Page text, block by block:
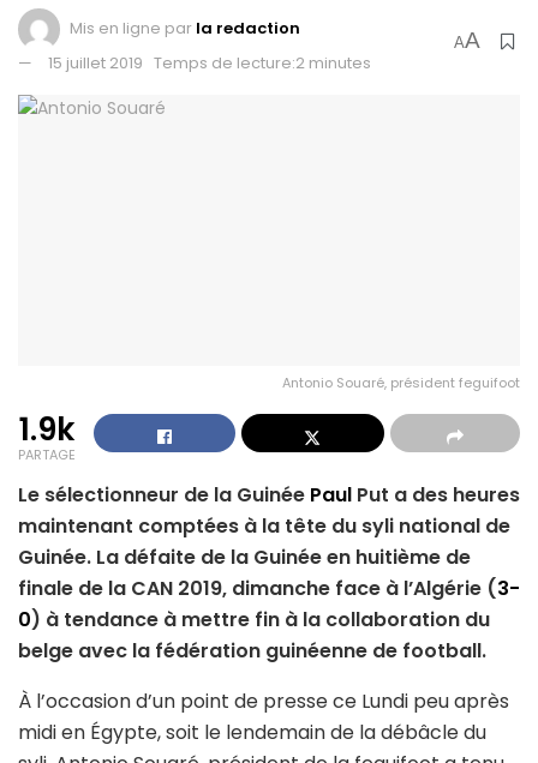
Mis en ligne par la redaction
15 juillet 2019 Temps de lecture:2 minutes
AA
Antonio Souaré, président feguifoot
1.9k
PARTAGE
Le sélectionneur de la Guinée Paul Put a des heures
maintenant comptées à la tête du syli national de
Guinée. La défaite de la Guinée en huitième de
finale de la CAN 2019, dimanche face à l’Algérie (3-
0) à tendance à mettre fin à la collaboration du
belge avec la fédération guinéenne de football.
À l’occasion d’un point de presse ce Lundi peu après
midi en Égypte, soit le lendemain de la débâcle du